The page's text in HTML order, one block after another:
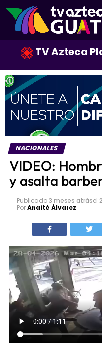
TV Azteca
NACIONALES
VIDEO:
y asalta
Publicado3 meses atrásel
PorAnaité Álvarez